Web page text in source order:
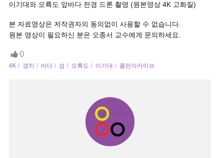
이기대와 오륙도 앞바다 전경 드론 촬영 (원본영상 4K 고화질)
본 자료영상은 저작권자의 동의없이 사용할 수 없습니다.
원본 영상이 필요하신 분은 오종서 교수에게 문의하세요.
0
4K 경치 바다 섬 오륙도 이기대 클린아카이브